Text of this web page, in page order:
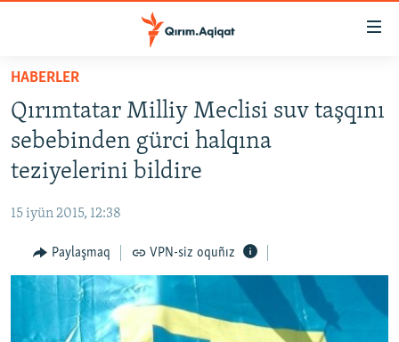
Esas
qaytmaq
Baş
navigatsiyağa
qaytmaq
Qıdıruvğa
qaytmaq
SİYASET
İQTİSADİYAT
MEDENİYET
İNSAN AQLARI
VİDEO
SÜRET
HABERLER
Qırımtatar Milliy Meclisi suv taşqını
sebebinden gürci halqına
teziyelerini bildire
15 iyün 2015, 12:38
Paylaşmaq VPN-siz oquñız